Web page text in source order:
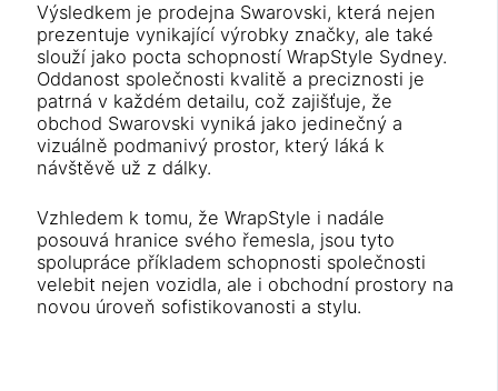
Výsledkem je prodejna Swarovski, která nejen
prezentuje vynikající výrobky značky, ale také
slouží jako pocta schopností WrapStyle Sydney.
Oddanost společnosti kvalitě a preciznosti je
patrná v každém detailu, což zajišťuje, že
obchod Swarovski vyniká jako jedinečný a
vizuálně podmanivý prostor, který láká k
návštěvě už z dálky.
Vzhledem k tomu, že WrapStyle i nadále
posouvá hranice svého řemesla, jsou tyto
spolupráce příkladem schopnosti společnosti
velebit nejen vozidla, ale i obchodní prostory na
novou úroveň sofistikovanosti a stylu.